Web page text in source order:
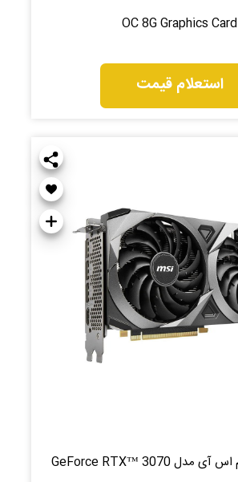
OC 8G Graphics Card
استعلام قیمت
کارت گرافیک ام اس آی مدل GeForce RTX™ 3070